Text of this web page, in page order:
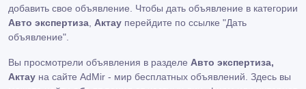
добавить свое объявление. Чтобы дать объявление в категории
Авто экспертиза Актау перейдите по ссылке "Дать
объявление"
Вы просмотрели объявления в разделе Авто экспертиза,
Актау на сайте AdMir - мир бесплатных объявлений. Здесь вы